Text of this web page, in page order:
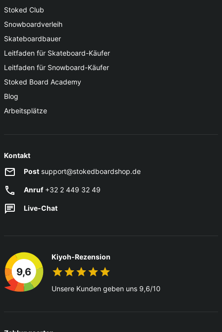
Stoked Club
Snowboardverleih
Skateboardbauer
Leitfaden für Skateboard-Käufer
Leitfaden für Snowboard-Käufer
Stoked Board Academy
Blog
Arbeitsplätze
Kontakt
Post support@stokedboardshop.de
Anruf+32 2 449 32 49
Live-Chat
9,6
Kiyoh-Rezension
Unsere Kunden geben uns 9,6/10